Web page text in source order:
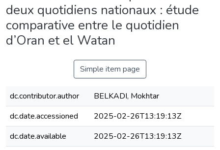
deux quotidiens nationaux : étude
comparative entre le quotidien
d’Oran et el Watan
Simple item page
dc.contributor.author
BELKADI, Mokhtar
dc.date.accessioned
2025-02-26T13:19:13Z
dc.date.available
2025-02-26T13:19:13Z